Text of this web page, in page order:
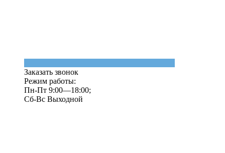
Заказать звонок
Режим работы:
Пн-Пт 9:00—18:00;
Сб-Вс Выходной